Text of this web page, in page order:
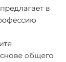
в
общего